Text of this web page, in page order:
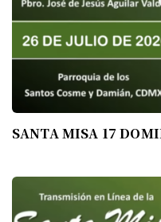
SANTA MISA 17